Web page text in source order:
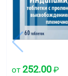
от 252.00 ₽